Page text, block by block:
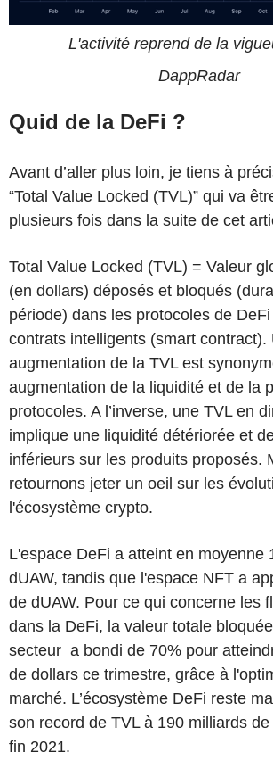
L'activité reprend de la
DappRadar
Quid de la DeFi ?
Avant d’aller plus loin, je tiens à
“Total Value Locked (TVL)” qui va
plusieurs fois dans la suite de cet
Total Value Locked (TVL) = Valeur
(en dollars) déposés et bloqués
période) dans les protocoles de
contrats intelligents (smart contract).
augmentation de la TVL est
augmentation de la liquidité et de la
protocoles. A l’inverse, une TVL en
implique une liquidité détériorée et
inférieurs sur les produits proposés.
retournons jeter un oeil sur les
l'écosystème crypto.
L'espace DeFi a atteint en moyenne
dUAW, tandis que l'espace NFT a
de dUAW. Pour ce qui concerne les
dans la DeFi, la valeur totale
secteur a bondi de 70% pour
de dollars ce trimestre, grâce à
marché. L’écosystème DeFi reste
son record de TVL à 190 milliards
fin 2021.